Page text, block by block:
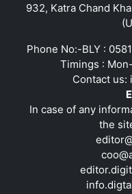
932, Katra Chand
Phone No:-BLY :
Timings :
Contact us:
In case of any
the